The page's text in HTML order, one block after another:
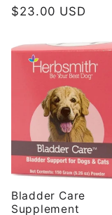
Κανονική
$23.00 USD
Bladder Care
Supplement